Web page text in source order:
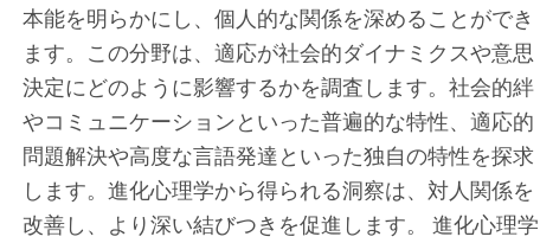
本能を明らかにし、個人的な関係を深めることができ
ます。この分野は、適応が社会的ダイナミクスや意思
決定にどのように影響するかを調査します。社会的絆
やコミュニケーションといった普遍的な特性、適応的
問題解決や高度な言語発達といった独自の特性を探求
します。進化心理学から得られる洞察は、対人関係を
改善し、より深い結びつきを促進します。 進化心理学